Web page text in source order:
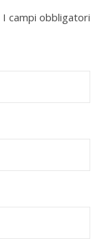
I campi obbligatori